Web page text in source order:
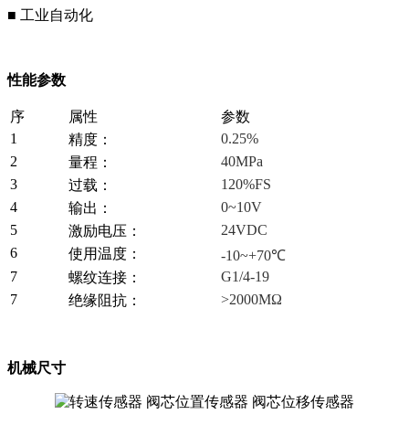
■ 工业自动化
性能参数
序 属性
参数
1
精度：
0.25%
2
量程：
40MPa
3
过载：
120%FS
4
输出：
0~10V
5
激励电压：
24VDC
6
使用温度：
-10~+70℃
7
螺纹连接：
G1/4-19
7
绝缘阻抗： >2000MΩ
机械尺寸